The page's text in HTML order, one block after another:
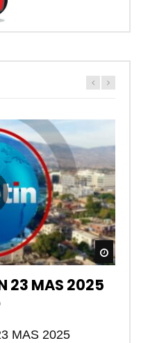
23 MAS 2025
MAS 2025